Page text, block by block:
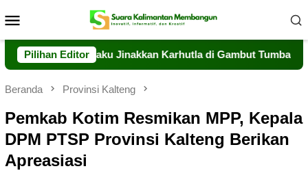
ke
Mobile
Pilihan Editor
Berjibaku Jinakkan Karhutla di Gambut Tumbang Nusa
Beranda Provinsi Kalteng
Pemkab Kotim Resmikan MPP, Kepala
DPM PTSP Provinsi Kalteng Berikan
Apreasiasi